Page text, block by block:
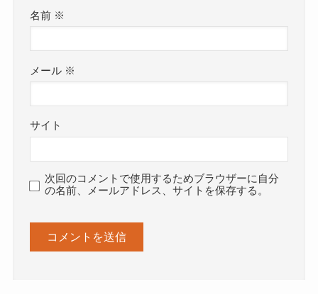
名前 ※
メール ※
サイト
次回のコメントで使用するためブラウザーに自分
の名前、メールアドレス、サイトを保存する。